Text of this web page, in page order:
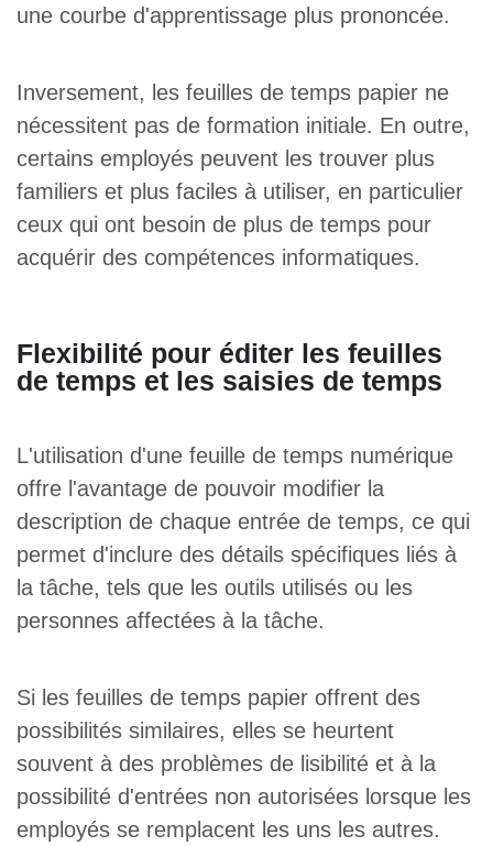
une courbe d'apprentissage plus prononcée.
Inversement, les feuilles de temps papier ne
nécessitent pas de formation initiale. En outre,
certains employés peuvent les trouver plus
familiers et plus faciles à utiliser, en particulier
ceux qui ont besoin de plus de temps pour
acquérir des compétences informatiques.
Flexibilité pour éditer les feuilles
de temps et les saisies de temps
L'utilisation d'une feuille de temps numérique
offre l'avantage de pouvoir modifier la
description de chaque entrée de temps, ce qui
permet d'inclure des détails spécifiques liés à
la tâche, tels que les outils utilisés ou les
personnes affectées à la tâche.
Si les feuilles de temps papier offrent des
possibilités similaires, elles se heurtent
souvent à des problèmes de lisibilité et à la
possibilité d'entrées non autorisées lorsque les
employés se remplacent les uns les autres.